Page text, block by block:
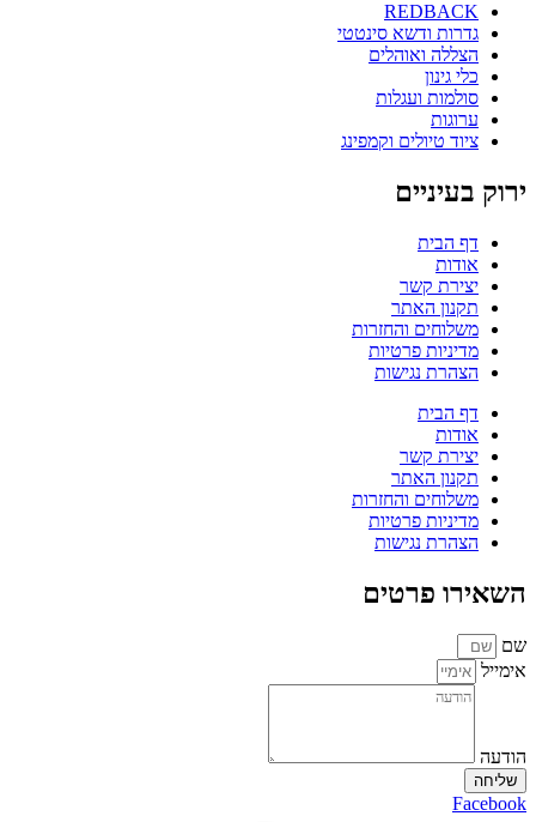
REDBACK
גדרות ודשא סינטטי
הצללה ואוהלים
כלי גינון
סולמות ועגלות
ערוגות
ציוד טיולים וקמפינג
ירוק בעיניים
דף הבית
אודות
יצירת קשר
תקנון האתר
משלוחים והחזרות
מדיניות פרטיות
הצהרת נגישות
דף הבית
אודות
יצירת קשר
תקנון האתר
משלוחים והחזרות
מדיניות פרטיות
הצהרת נגישות
השאירו פרטים
שם
אימייל
הודעה
שליחה
Facebook